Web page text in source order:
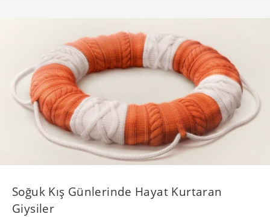
Soğuk Kış Günlerinde Hayat Kurtaran
Giysiler